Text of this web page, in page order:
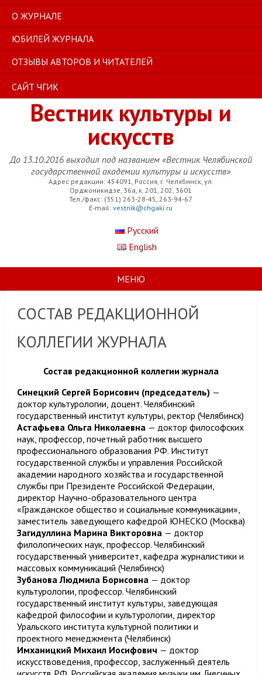
О ЖУРНАЛЕ
ЮБИЛЕЙ ЖУРНАЛА
ОТЗЫВЫ АВТОРОВ И ЧИТАТЕЛЕЙ
САЙТ ЧГИК
Вестник культуры и
искусств
До 13.10.2016 выходил под названием «Вестник Челябинской
государственной академии культуры и искусств»
Адрес редакции: 454091, Россия, г. Челябинск, ул.
Орджоникидзе, 36а, к. 201, 202, 3601
Тел./факс: (351) 263-28-45, 263-94-67
E-mail:vestnik@chgaki.ru
Русский
English
МЕНЮ
СОСТАВ РЕДАКЦИОННОЙ
КОЛЛЕГИИ ЖУРНАЛА
Состав редакционной коллегии журнала
Синецкий Сергей Борисович (председатель) —
доктор культурологии, доцент. Челябинский
государственный институт культуры, ректор (Челябинск)
Астафьева Ольга Николаевна — доктор философских
наук, профессор, почетный работник высшего
профессионального образования РФ. Институт
государственной службы и управления Российской
академии народного хозяйства и государственной
службы при Президенте Российской Федерации,
директор Научно-образовательного центра
«Гражданское общество и социальные коммуникации»,
заместитель заведующего кафедрой ЮНЕСКО (Москва)
Загидуллина Марина Викторовна — доктор
филологических наук, профессор. Челябинский
государственный университет, кафедра журналистики и
массовых коммуникаций (Челябинск)
Зубанова Людмила Борисовна — доктор
культурологии, профессор. Челябинский
государственный институт культуры, заведующая
кафедрой философии и культурологии, директор
Уральского института культурной политики и
проектного менеджмента (Челябинск)
Имханицкий Михаил Иосифович — доктор
искусствоведения, профессор, заслуженный деятель